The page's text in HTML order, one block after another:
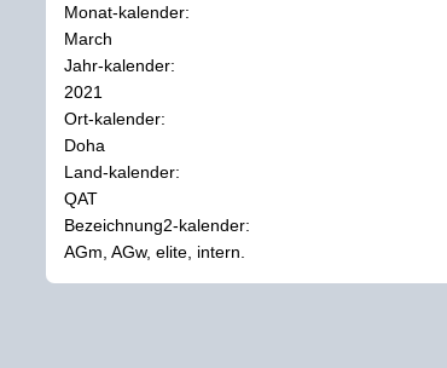
Monat-kalender:
March
Jahr-kalender:
2021
Ort-kalender:
Doha
Land-kalender:
QAT
Bezeichnung2-kalender:
AGm, AGw, elite, intern.